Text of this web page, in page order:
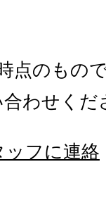
点のもの
わせくだ
ッフに連絡